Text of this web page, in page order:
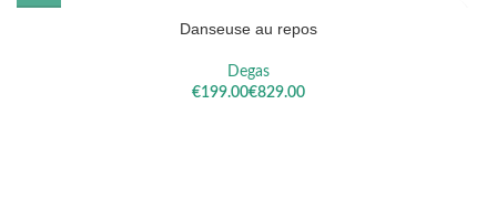
Danseuse au repos
Degas
€
€